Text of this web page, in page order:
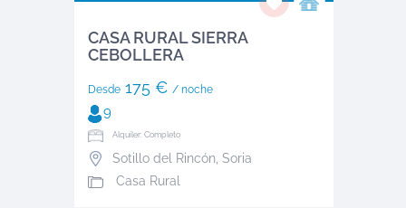
CASA RURAL SIERRA
CEBOLLERA
Desde175 € / noche
9
Alquiler: Completo
Sotillo del Rincón Soria
Casa Rural